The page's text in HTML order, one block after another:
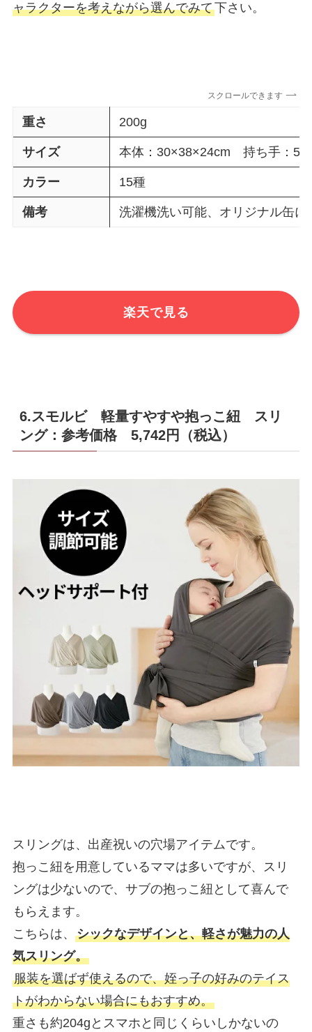
ャラクターを考えながら選んでみて下さい。
スクロールできます
重さ 200g
サイズ 本体：30×38×24cm 持ち手：
カラー 15種
備考 洗濯機洗い可能、オリジナル缶に
楽天で見る
6.スモルビ 軽量すやすや抱っこ紐 スリ
ング：参考価格 5,742円（税込）
スリングは、出産祝いの穴場アイテムです。
抱っこ紐を用意しているママは多いですが、スリ
ングは少ないので、サブの抱っこ紐として喜んで
もらえます。
こちらは、 シックなデザインと、軽さが魅力の人
気スリング。
服装を選ばず使えるので、姪っ子の好みのテイス
トがわからない場合にもおすすめ。
重さも約204gとスマホと同じくらいしかないの